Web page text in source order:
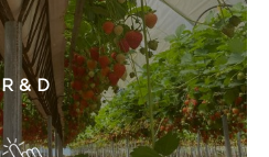
R & D